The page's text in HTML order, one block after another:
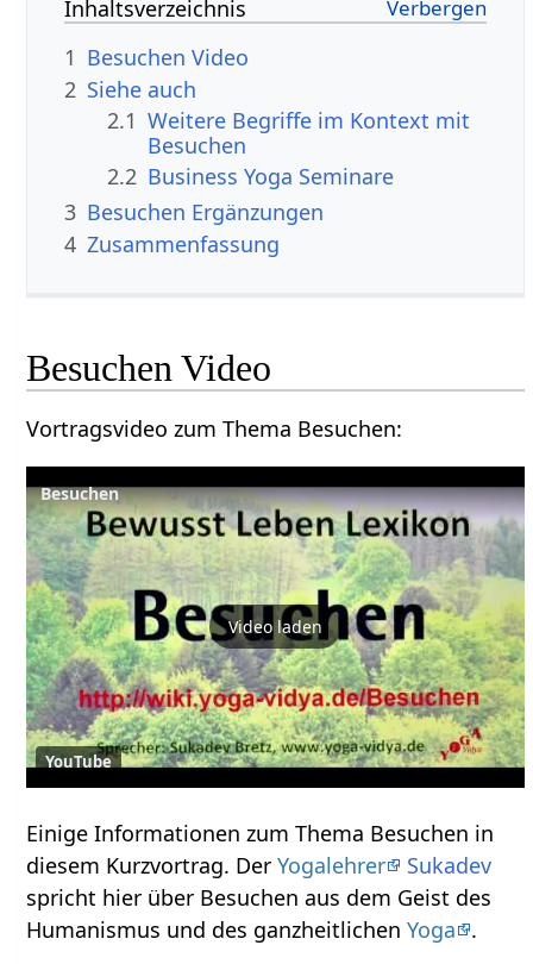
Inhaltsverzeichnis
1
Besuchen‏‎ Video
2 Siehe auch
2.1 Weitere Begriffe im Kontext mit
2.2 Business Yoga Seminare
3
Besuchen‏‎ Ergänzungen
4 Zusammenfassung
Besuchen‏‎ Video
Vortragsvideo zum Thema Besuchen‏‎:
Besuchen‏‎
Video laden
YouTube
Einige Informationen zum Thema Besuchen‏‎ in
diesem Kurzvortrag. DerYogalehrer
Sukadev
spricht hier über Besuchen‏‎ aus dem Geist des
Humanismus und des ganzheitlichenYoga .